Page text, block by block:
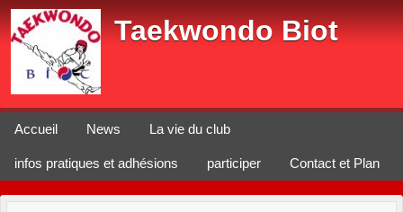
Taekwondo Biot
Accueil News La vie du club
infos pratiques et adhésions participer Contact et Plan
Panneau de gestion des cookies